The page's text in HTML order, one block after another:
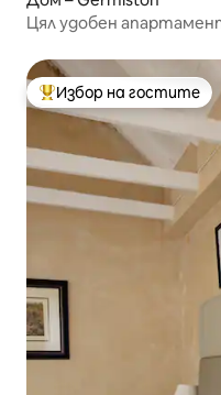
Цял удобен
Най-популярен избор
Избор на гостите